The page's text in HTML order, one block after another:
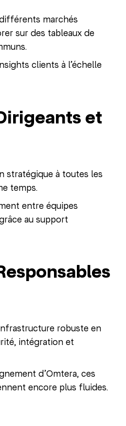
marchés
sur des tableaux de
clients à l’échelle
et
stratégique à toutes les
temps.
entre équipes
au support
robuste en
intégration et
d’Omtera, ces
encore plus fluides.